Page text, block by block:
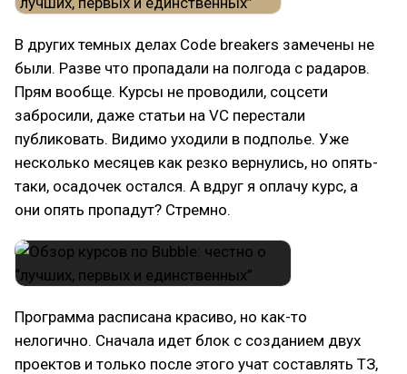
В других темных делах Code breakers замечены не
были. Разве что пропадали на полгода с радаров.
Прям вообще. Курсы не проводили, соцсети
забросили, даже статьи на VC перестали
публиковать. Видимо уходили в подполье. Уже
несколько месяцев как резко вернулись, но опять-
таки, осадочек остался. А вдруг я оплачу курс, а
они опять пропадут? Стремно.
Программа расписана красиво, но как-то
нелогично. Сначала идет блок с созданием двух
проектов и только после этого учат составлять ТЗ,